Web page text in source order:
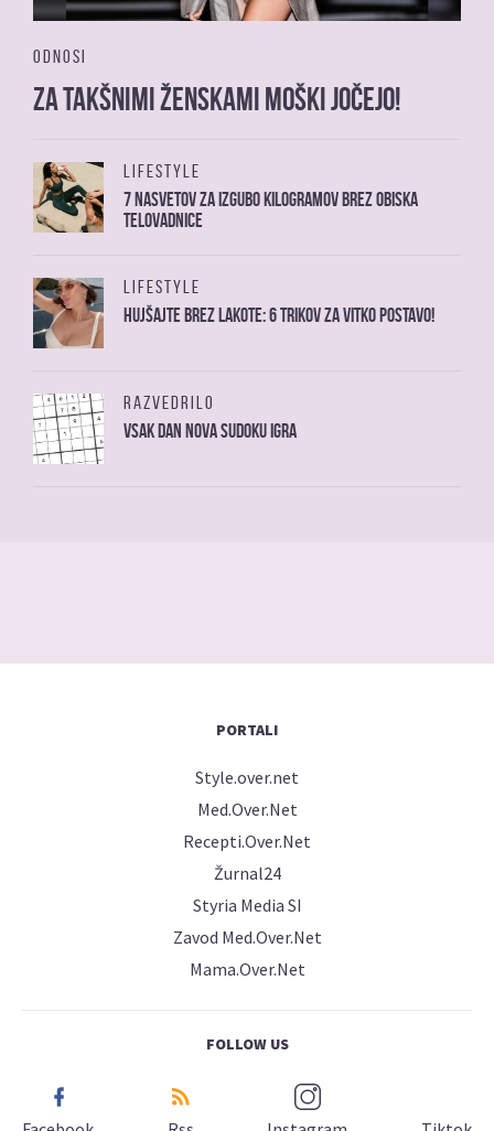
ODNOSI
Za takšnimi ženskami moški jočejo!
LIFESTYLE
7 nasvetov za izgubo kilogramov brez obiska
telovadnice
LIFESTYLE
Hujšajte brez lakote: 6 trikov za vitko postavo!
RAZVEDRILO
Vsak dan nova sudoku igra
PORTALI
Style.over.net
Med.Over.Net
Recepti.Over.Net
Žurnal24
Styria Media SI
Zavod Med.Over.Net
Mama.Over.Net
FOLLOW US